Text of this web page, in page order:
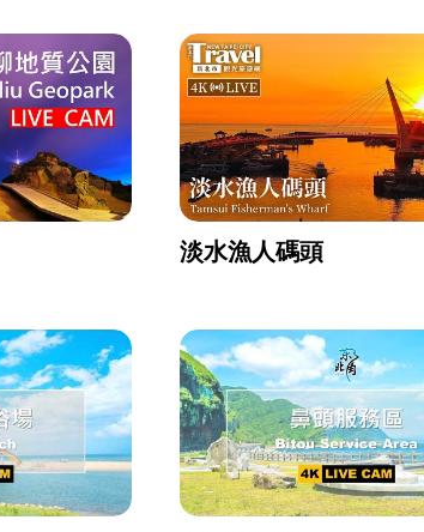
淡水漁人碼頭